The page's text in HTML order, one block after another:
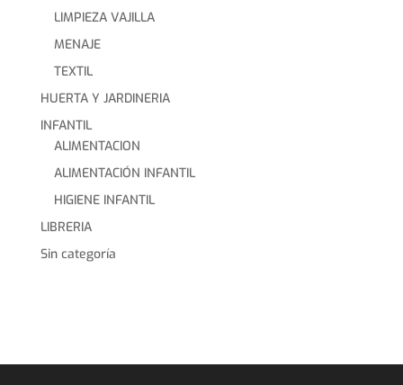
LIMPIEZA VAJILLA
MENAJE
TEXTIL
HUERTA Y JARDINERIA
INFANTIL
ALIMENTACION
ALIMENTACIÓN INFANTIL
HIGIENE INFANTIL
LIBRERIA
Sin categoría